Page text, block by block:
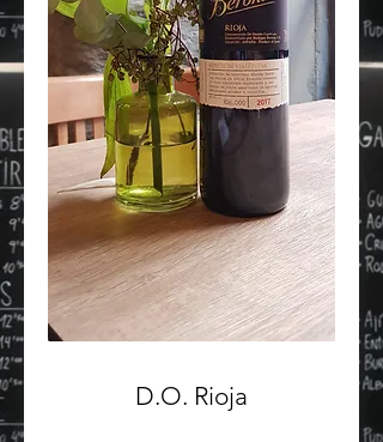
D.O. Rioja